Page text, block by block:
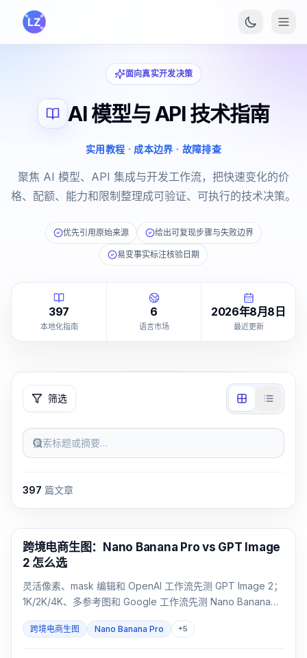
跳转到主要内容
面向真实开发决策
AI 模型与 API 技术指南
实用教程 · 成本边界 · 故障排查
聚焦 AI 模型、API 集成与开发工作流，把快速变化的价
格、配额、能力和限制整理成可验证、可执行的技术决策。
优先引用原始来源 给出可复现步骤与失败边界
易变事实标注核验日期
397
本地化指南
6
语言市场
2026年8月8日
最近更新
筛选
搜索标题或摘要…
397 篇文章
AI 图像生成
跨境电商生图：Nano Banana Pro vs GPT Image
2 怎么选
灵活像素、mask 编辑和 OpenAI 工作流先测 GPT Image 2；
1K/2K/4K、多参考图和 Google 工作流先测 Nano Banana
测，并按通过率与返修时间决定。
跨境电商生图 Nano Banana Pro +5